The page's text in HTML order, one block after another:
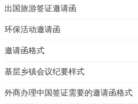
出国旅游签证邀请函
环保活动邀请函
邀请函格式
基层乡镇会议纪要样式
外商办理中国签证需要的邀请函格式